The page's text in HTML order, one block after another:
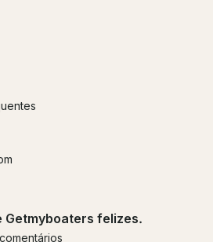
Getmyboaters felizes.